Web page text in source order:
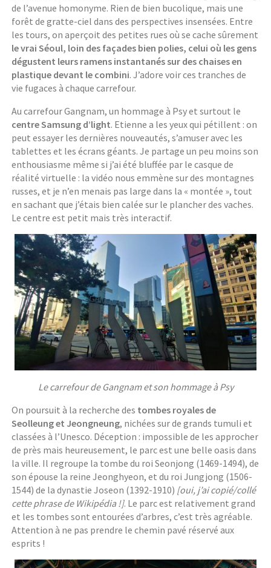
de l’avenue homonyme. Rien de bien bucolique, mais une
forêt de gratte-ciel dans des perspectives insensées. Entre
les tours, on aperçoit des petites rues où se cache sûrement
le vrai Séoul, loin des façades bien polies, celui où les gens
dégustent leurs ramens instantanés sur des chaises en
plastique devant le combini. J’adore voir ces tranches de
vie fugaces à chaque carrefour.
Au carrefour Gangnam, un hommage à Psy et surtout le
centre Samsung d’light. Etienne a les yeux qui pétillent : on
peut essayer les dernières nouveautés, s’amuser avec les
tablettes et les écrans géants. Je partage un peu moins son
enthousiasme même si j’ai été bluffée par le casque de
réalité virtuelle : la vidéo nous emmène sur des montagnes
russes, et je n’en menais pas large dans la « montée », tout
en sachant que j’étais bien calée sur le plancher des vaches.
Le centre est petit mais très interactif.
Le carrefour de Gangnam et son hommage à Psy
On poursuit à la recherche des tombes royales de
Seolleung et Jeongneung, nichées sur de grands tumuli et
classées à l’Unesco. Déception : impossible de les approcher
de près mais heureusement, le parc est une belle oasis dans
la ville. Il regroupe la tombe du roi Seonjong (1469-1494), de
son épouse la reine Jeonghyeon, et du roi Jungjong (1506-
1544) de la dynastie Joseon (1392-1910) [oui, j’ai copié/collé
cette phrase de Wikipédia !]. Le parc est relativement grand
et les tombes sont entourées d’arbres, c’est très agréable.
Attention à ne pas prendre le chemin pavé réservé aux
esprits !